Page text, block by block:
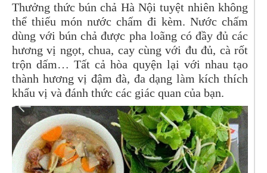
Thưởng thức bún chả Hà Nội tuyệt nhiên không
thể thiếu món nước chấm đi kèm. Nước chấm
dùng với bún chả được pha loãng có đầy đủ các
hương vị ngọt, chua, cay cùng với đu đủ, cà rốt
trộn dấm… Tất cả hòa quyện lại với nhau tạo
thành hương vị đậm đà, đa dạng làm kích thích
khẩu vị và đánh thức các giác quan của bạn.